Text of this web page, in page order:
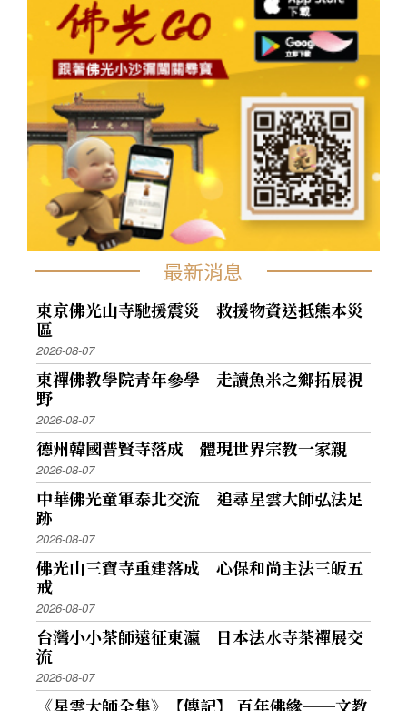
最新消息
東京佛光山寺馳援震災 救援物資送抵熊本災
區
2026-08-07
東禪佛教學院青年參學 走讀魚米之鄉拓展視
野
2026-08-07
德州韓國普賢寺落成 體現世界宗教一家親
2026-08-07
中華佛光童軍泰北交流 追尋星雲大師弘法足
跡
2026-08-07
佛光山三寶寺重建落成 心保和尚主法三皈五
戒
2026-08-07
台灣小小茶師遠征東瀛 日本法水寺茶禪展交
流
2026-08-07
《星雲大師全集》【傳記】 百年佛緣──文教